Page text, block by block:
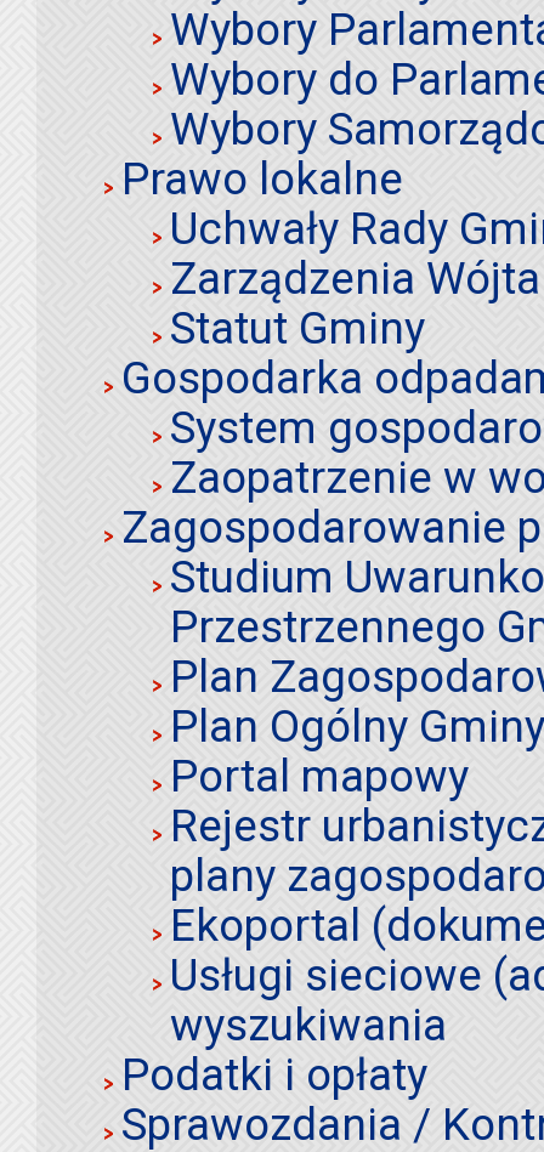
Wybory
Wybory do
Wybory
Prawo lokalne
Uchwały Rady
Zarządzenia Wójta
Statut Gminy
Gospodarka
System
Zaopatrzenie w
Zagospodarowanie
Studium
Przestrzennego
Plan
Plan Ogólny
Portal mapowy
Rejestr
plany
Ekoportal
Usługi sieciowe
wyszukiwania
Podatki i opłaty
Sprawozdania /